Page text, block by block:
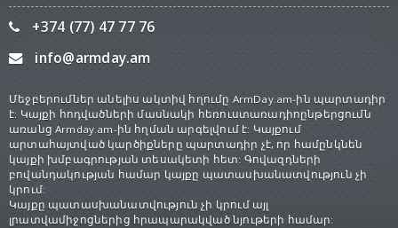
+374 (77) 47 77 76
info@armday.am
Մեջբերումներ անելիս ակտիվ հղումը ArmDay.am-ին պարտադիր
է: Կայքի հոդվածների մասնակի հեռուստառադիոընթերցումն
առանց Armday.am-ին հղման արգելվում է: Կայքում
արտահայտված կարծիքները պարտադիր չէ, որ համընկնեն
կայքի խմբագրության տեսակետի հետ: Գովազդների
բովանդակության համար կայքը պատասխանատվություն չի
կրում:
Կայքը պատասխանատվություն չի կրում այլ
լրատվամիջոցներից հրապարակված նյութերի համար: